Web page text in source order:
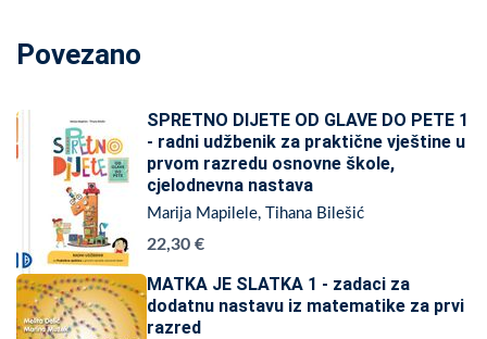
Povezano
SPRETNO DIJETE OD GLAVE DO PETE 1
- radni udžbenik za praktične vještine u
prvom razredu osnovne škole,
cjelodnevna nastava
Marija Mapilele, Tihana Bilešić
22,30 €
MATKA JE SLATKA 1 - zadaci za
dodatnu nastavu iz matematike za prvi
razred